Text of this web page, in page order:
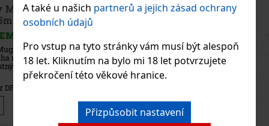
A také u našich partnerů a jejich zásad ochrany
osobních údajů
Pro vstup na tyto stránky vám musí být alespoň
18 let. Kliknutím na bylo mi 18 let potvrzujete
překročení této věkové hranice.
Přizpůsobit nastavení
Thierry Mugler Starlicious Nuttyssime Body Mist
75ml
SKLADEM
Thierry Mugler Starlicious Pistachio Praline Body Mist je
gurmánská vonná mlha na tělo a vlasy, která zahalí pokožku do
hřejivých tónů pražených pistácií, krémového karamelu a
sametového pačuli. Je součástí kolekce Starlicious inspirované
nealkoholic
979